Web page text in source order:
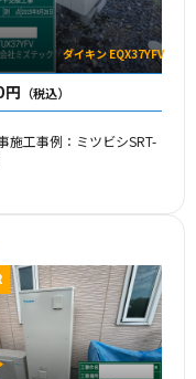
ダイキン EQX37YFV
（税込）
施工事例：ミツビシSRT-